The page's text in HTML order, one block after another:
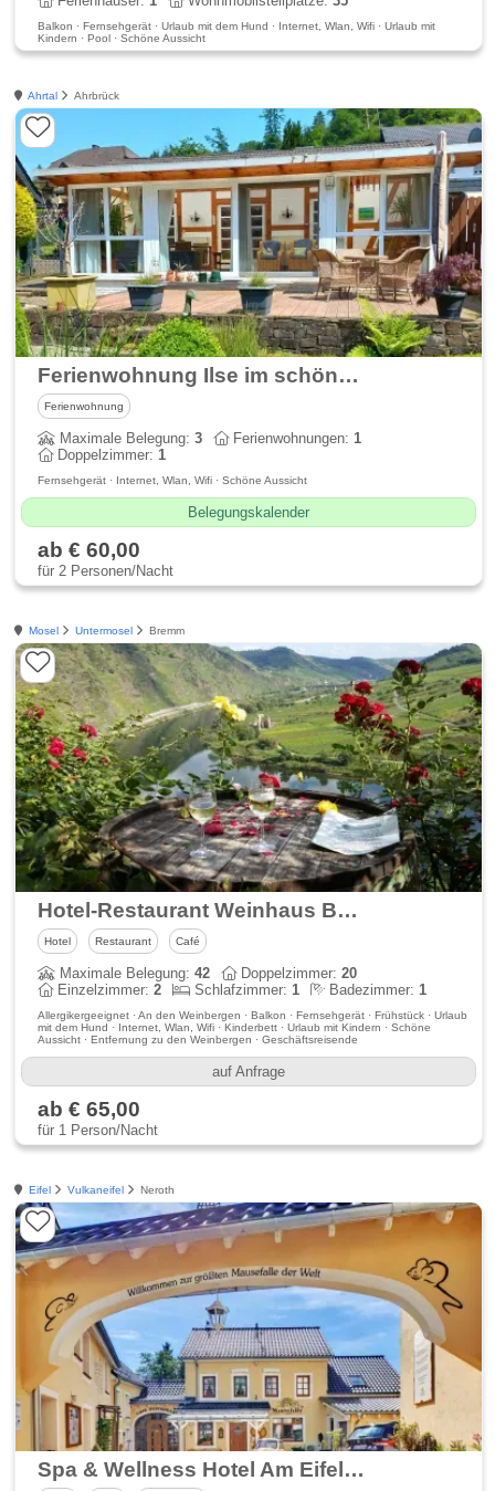
Balkon · Fernsehgerät · Urlaub mit dem Hund · Internet, Wlan, Wifi · Urlaub mit
Kindern · Pool · Schöne Aussicht
Ahrtal Ahrbrück
Ferienwohnung Ilse im schönen Ahrtal
Ferienwohnung
Maximale Belegung:3 Ferienwohnungen:1
Doppelzimmer:1
Fernsehgerät · Internet, Wlan, Wifi · Schöne Aussicht
Belegungskalender
ab € 60,00
für 2 Personen/Nacht
Mosel Untermosel Bremm
Hotel-Restaurant Weinhaus Berg
Hotel Restaurant Café
Maximale Belegung:42 Doppelzimmer:20
Einzelzimmer:2 Schlafzimmer:1 Badezimmer:1
Allergikergeeignet · An den Weinbergen · Balkon · Fernsehgerät · Frühstück · Urlaub
mit dem Hund · Internet, Wlan, Wifi · Kinderbett · Urlaub mit Kindern · Schöne
Aussicht · Entfernung zu den Weinbergen · Geschäftsreisende
auf Anfrage
ab € 65,00
für 1 Person/Nacht
Eifel Vulkaneifel Neroth
Spa & Wellness Hotel Am Eifelsteig